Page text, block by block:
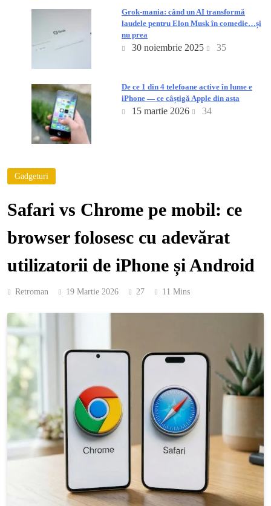
Gadgeturi
Safari vs Chrome pe mobil: ce
browser folosesc cu adevărat
utilizatorii de iPhone și Android
Retroman 19 Martie 2026 27 11 Mins
Grok-mania: când un AI transformă
laudele pentru Elon Musk în comedie…și
nu prea
30 noiembrie 2025 35
De ce 1 din 4 telefoane active în lume e
iPhone — ce câștigă Apple din asta
15 martie 2026 34